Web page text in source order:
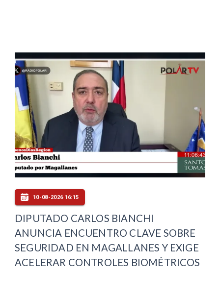
10-08-2026 16:15
DIPUTADO CARLOS BIANCHI
ANUNCIA ENCUENTRO CLAVE SOBRE
SEGURIDAD EN MAGALLANES Y EXIGE
ACELERAR CONTROLES BIOMÉTRICOS